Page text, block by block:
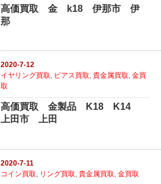
高価買取 金 k18 伊那市 伊
那
2020-7-12
イヤリング買取, ピアス買取,貴金属買取,金買
取
高価買取 金製品 K18 K14
上田市 上田
2020-7-11
コイン買取
リング買取 ,貴金属買取 ,金買取